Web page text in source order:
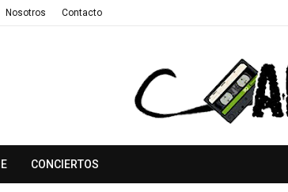
Nosotros Contacto
CONCIERTOS